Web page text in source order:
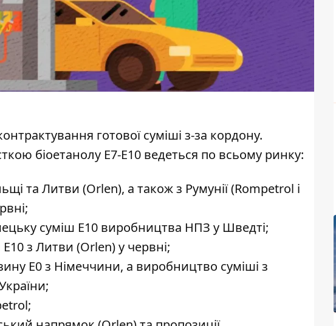
готової суміші з-за кордону.
біоетанолу Е7-Е10 ведеться по всьому ринку:
та Литви (Orlen), а також з Румунії (Rompetrol і
суміш Е10 виробництва НПЗ у Шведті;
з Литви (Orlen) у червні;
Е0 з Німеччини, а виробництво суміші з